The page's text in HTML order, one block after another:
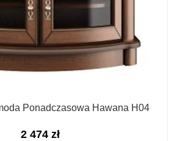
Ponadczasowa Hawana H04
2 474 zł